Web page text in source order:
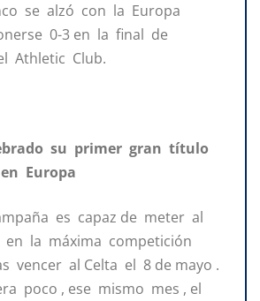
se alzó con la Europa
0-3 en la final de
Athletic Club.
su primer gran título
Europa
es capaz de meter al
la máxima competición
vencer al Celta el 8 de mayo .
poco , ese mismo mes , el